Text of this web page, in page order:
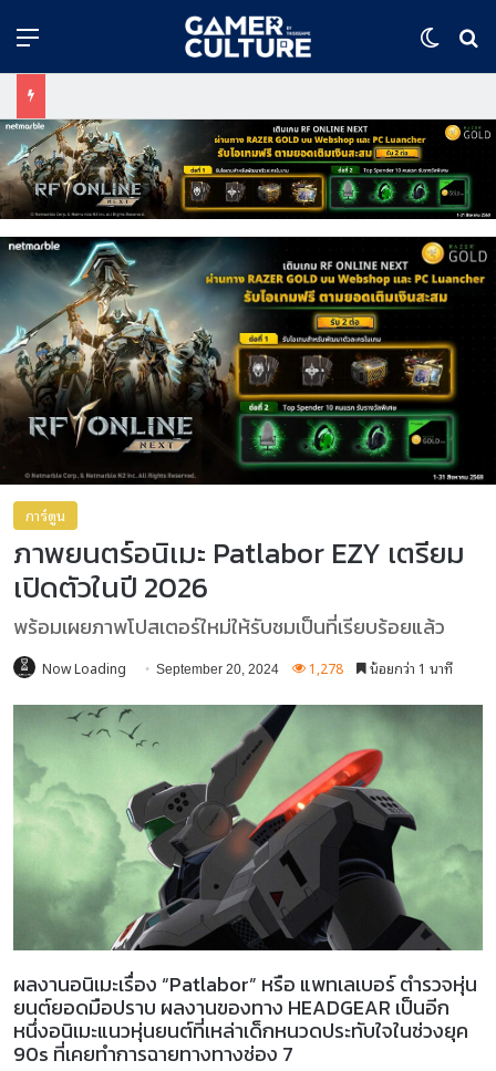
Menu
การ์ตูน
ภาพยนตร์อนิเมะ Patlabor EZY เตรียม
เปิดตัวในปี 2026
พร้อมเผยภาพโปสเตอร์ใหม่ให้รับชมเป็นที่เรียบร้อยแล้ว
Now Loading September 20, 2024 1,278 น้อยกว่า 1 นาที
ผลงานอนิเมะเรื่อง “Patlabor” หรือ แพทเลเบอร์ ตำรวจหุ่น
ยนต์ยอดมือปราบ ผลงานของทาง HEADGEAR เป็นอีก
หนึ่งอนิเมะแนวหุ่นยนต์ที่เหล่าเด็กหนวดประทับใจในช่วงยุค
90s ที่เคยทำการฉายทางทางช่อง 7